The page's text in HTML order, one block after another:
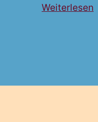
Weiterlesen